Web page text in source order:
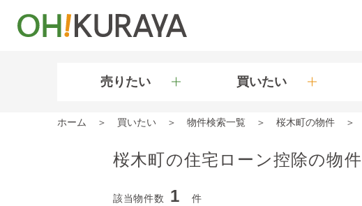
売りたい 買いたい
ホーム 買いたい 物件検索一覧 桜木町の物件
桜木町の住宅ローン控除の物件
該当物件数 1 件